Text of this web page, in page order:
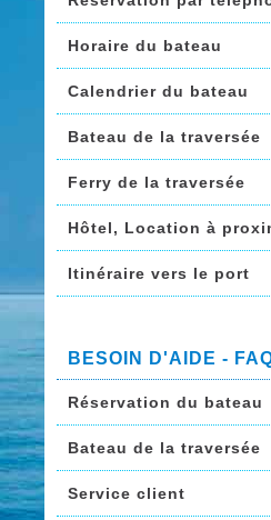
Horaire du bateau
Calendrier du bateau
Bateau de la traversée
Ferry de la traversée
Hôtel, Location à
Itinéraire vers le port
BESOIN D'AIDE -
Réservation du bateau
Bateau de la traversée
Service client